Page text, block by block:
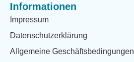
Informationen
Impressum
Datenschutzerklärung
Allgemeine